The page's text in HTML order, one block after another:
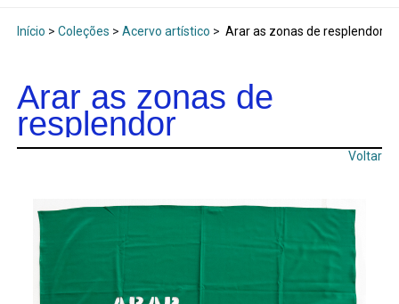
Início > Coleções > Acervo artístico > Arar as zonas de resplendor
Arar as zonas de
resplendor
Voltar